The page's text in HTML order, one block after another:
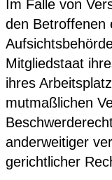
Im Falle von
den Betroffenen
Mitgliedstaat
ihres
mutmaßlichen
anderweitiger
gerichtlicher